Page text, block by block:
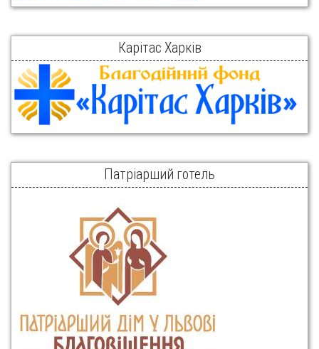
Карітас Харків
Патріарший готель